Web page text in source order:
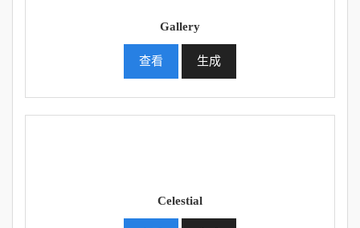
Gallery
查看 生成
Celestial